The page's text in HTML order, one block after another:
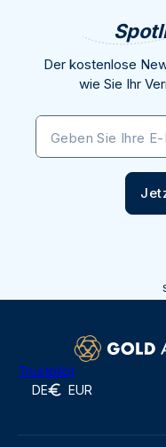
Der kostenlose
wie Sie Ihr
Geben Sie Ihre
Trustpilot
DE EUR